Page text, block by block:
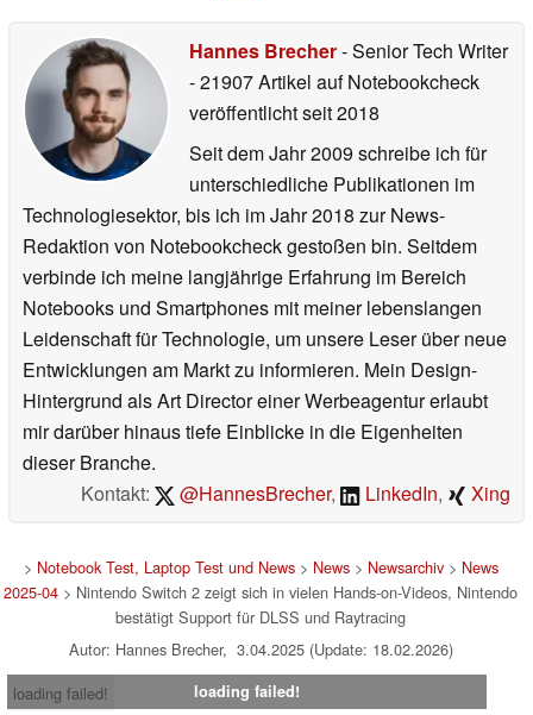
Hannes Brecher- Senior Tech Writer
- 21907 Artikel auf Notebookcheck
veröffentlichtseit 2018
Seit dem Jahr 2009 schreibe ich für
unterschiedliche Publikationen im
Technologiesektor, bis ich im Jahr 2018 zur News-
Redaktion von Notebookcheck gestoßen bin. Seitdem
verbinde ich meine langjährige Erfahrung im Bereich
Notebooks und Smartphones mit meiner lebenslangen
Leidenschaft für Technologie, um unsere Leser über neue
Entwicklungen am Markt zu informieren. Mein Design-
Hintergrund als Art Director einer Werbeagentur erlaubt
mir darüber hinaus tiefe Einblicke in die Eigenheiten
dieser Branche.
Kontakt:
@HannesBrecher, LinkedIn, Xing
> Notebook Test, Laptop Test und News> News> Newsarchiv> News
2025-04 > Nintendo Switch 2 zeigt sich in vielen Hands-on-Videos, Nintendo
bestätigt Support für DLSS und Raytracing
Autor: Hannes Brecher, 3.04.2025 (Update: 18.02.2026)
loading failed!
loading failed!